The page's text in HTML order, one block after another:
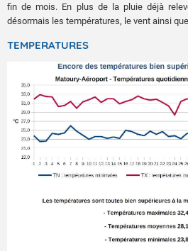
fin de mois. En plus de la pluie déjà
désormais les températures, le vent ainsi
TEMPERATURES